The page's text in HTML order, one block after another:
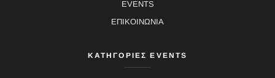
EVENTS
ΕΠΙΚΟΙΝΩΝΙΑ
ΚΑΤΗΓΟΡΙΕΣ EVENTS